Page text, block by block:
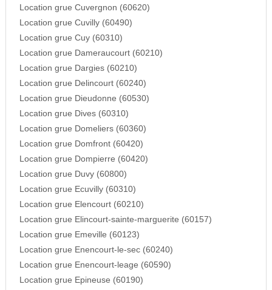
Location grue Cuvergnon (60620)
Location grue Cuvilly (60490)
Location grue Cuy (60310)
Location grue Dameraucourt (60210)
Location grue Dargies (60210)
Location grue Delincourt (60240)
Location grue Dieudonne (60530)
Location grue Dives (60310)
Location grue Domeliers (60360)
Location grue Domfront (60420)
Location grue Dompierre (60420)
Location grue Duvy (60800)
Location grue Ecuvilly (60310)
Location grue Elencourt (60210)
Location grue Elincourt-sainte-marguerite (60157)
Location grue Emeville (60123)
Location grue Enencourt-le-sec (60240)
Location grue Enencourt-leage (60590)
Location grue Epineuse (60190)